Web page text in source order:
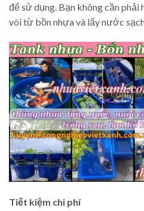
để sử dụng. Bạn không cần phải
vòi từ bồn nhựa và lấy nước
Tiết kiệm chi phí